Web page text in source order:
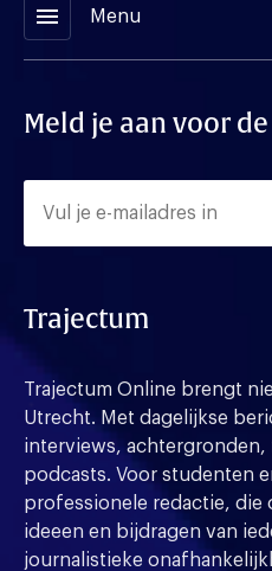
menu Menu
Meld je aan voor
Trajectum
Trajectum Online brengt
Utrecht. Met dagelijkse
interviews, achtergronden,
podcasts. Voor studenten
professionele redactie, die
ideeen en bijdragen van
journalistieke